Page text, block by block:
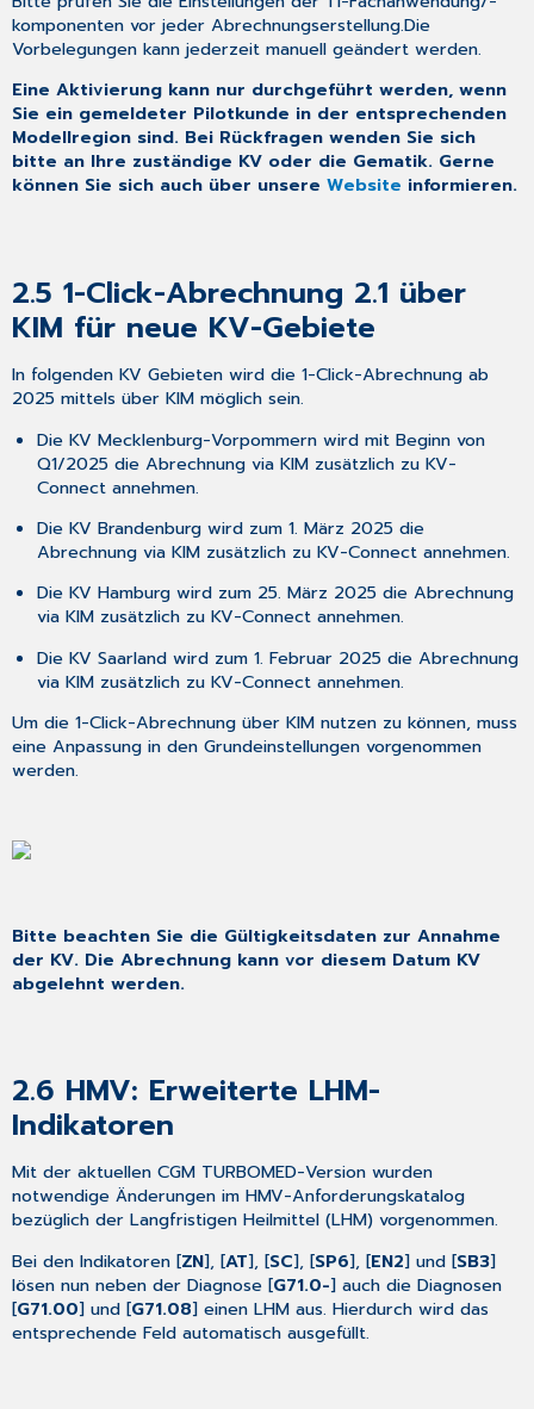
4.9 CGM
ASSIST
5 Anhang
5.1 Hilfreiche
Präparate-
Informationen
6 CGM TURBOMED
Update-
Checkliste
6.1 Update-
Checkliste
6.2 Update-
6.2.2 Wichtiges
vorab
bei
Verwendung
Online-
Updates
6.4 Nur
bei
der
Update-
von
CGM TURBOMED nach
der
Update-
System
von
CGM TURBOMED
7.1 Hinweise
zur
Nomenklatur
diesem
Dokument
7.2 CGM TURBOMED
komponenten vor jeder Abrechnungserstellung.Die
Vorbelegungen kann jederzeit manuell geändert werden.
Eine Aktivierung kann nur durchgeführt werden, wenn
Sie ein gemeldeter Pilotkunde in der entsprechenden
Modellregion sind. Bei Rückfragen wenden Sie sich
bitte an Ihre zuständige KV oder die Gematik. Gerne
können Sie sich auch über unsereWebsite informieren.
2.5 1-Click-Abrechnung 2.1 über
KIM für neue KV-Gebiete
In folgenden KV Gebieten wird die 1-Click-Abrechnung ab
2025 mittels über KIM möglich sein.
Die KV Mecklenburg-Vorpommern wird mit Beginn von
Q1/2025 die Abrechnung via KIM zusätzlich zu KV-
Connect annehmen.
Die KV Brandenburg wird zum 1. März 2025 die
Abrechnung via KIM zusätzlich zu KV-Connect annehmen.
Die KV Hamburg wird zum 25. März 2025 die Abrechnung
via KIM zusätzlich zu KV-Connect annehmen.
Die KV Saarland wird zum 1. Februar 2025 die Abrechnung
via KIM zusätzlich zu KV-Connect annehmen.
Um die 1-Click-Abrechnung über KIM nutzen zu können, muss
eine Anpassung in den Grundeinstellungen vorgenommen
werden.
Bitte beachten Sie die Gültigkeitsdaten zur Annahme
der KV. Die Abrechnung kann vor diesem Datum KV
abgelehnt werden.
2.6 HMV: Erweiterte LHM-
Indikatoren
Mit der aktuellen CGM TURBOMED-Version wurden
notwendige Änderungen im HMV-Anforderungskatalog
bezüglich der Langfristigen Heilmittel (LHM) vorgenommen.
Bei den Indikatoren [ZN], [AT], [SC], [SP6], [EN2] und [SB3]
lösen nun neben der Diagnose [G71.0-] auch die Diagnosen
[G71.00] und [G71.08] einen LHM aus. Hierdurch wird das
entsprechende Feld automatisch ausgefüllt.